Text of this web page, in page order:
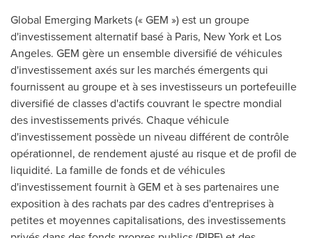
Global Emerging Markets (« GEM ») est un groupe
d'investissement alternatif basé à Paris, New Yorket Los
Angeles. GEM gère un ensemble diversifié de véhicules
d'investissement axés sur les marchés émergents qui
fournissent au groupe et à ses investisseurs un portefeuille
diversifié de classes d'actifs couvrant le spectre mondial
des investissements privés. Chaque véhicule
d'investissement possède un niveau différent de contrôle
opérationnel, de rendement ajusté au risque et de profil de
liquidité. La famille de fonds et de véhicules
d'investissement fournit à GEM et à ses partenaires une
exposition à des rachats par des cadres d'entreprises à
petites et moyennes capitalisations, des investissements